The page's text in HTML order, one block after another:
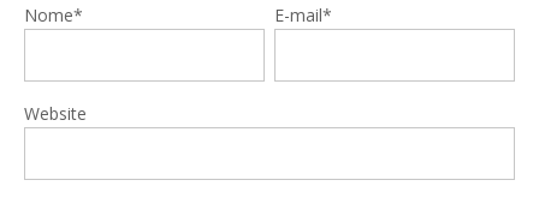
Nome* E-mail*
Website